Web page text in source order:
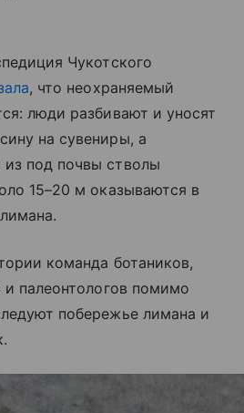
Чукотского
, что неохраняемый
люди разбивают и уносят
на сувениры, а
под почвы стволы
15–20 м оказываются в
команда ботаников,
и палеонтологов помимо
побережье лимана и